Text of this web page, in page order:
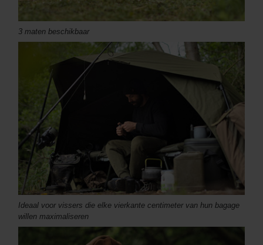
3 maten beschikbaar
Ideaal voor vissers die elke vierkante centimeter van hun bagage
willen maximaliseren